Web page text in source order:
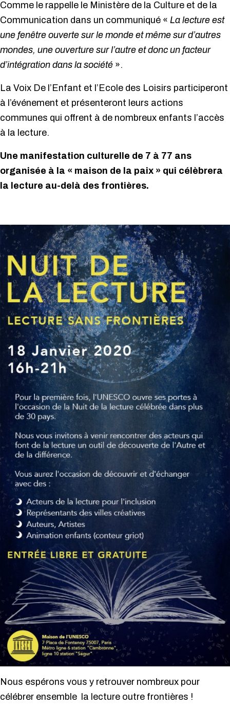
Comme le rappelle le Ministère de la Culture et de la
Communication dans un communiqué « La lecture est
une fenêtre ouverte sur le monde et même sur d’autres
mondes, une ouverture sur l’autre et donc un facteur
d’intégration dans la société ».
La Voix De l’Enfant et l’Ecole des Loisirs participeront
à l’événement et présenteront leurs actions
communes qui offrent à de nombreux enfants l’accès
à la lecture.
Une manifestation culturelle de 7 à 77 ans
organisée à la « maison de la paix » qui célèbrera
la lecture au-delà des frontières.
Nous espérons vous y retrouver nombreux pour
célébrer ensemble la lecture outre frontières !